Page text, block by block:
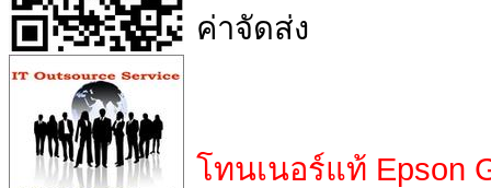
ค่าจัดส่ง
โทนเนอร์แท้ Epson